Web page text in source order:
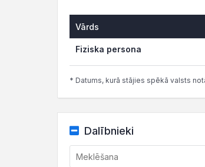
Vārds
Fiziska persona
* Datums, kurā stājies spēkā valsts
Dalībnieki